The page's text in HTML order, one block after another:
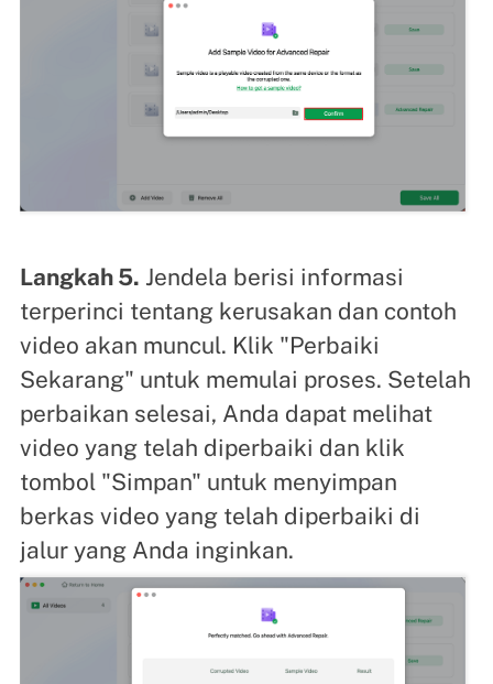
Langkah 5. Jendela berisi informasi
terperinci tentang kerusakan dan contoh
video akan muncul. Klik "Perbaiki
Sekarang" untuk memulai proses. Setelah
perbaikan selesai, Anda dapat melihat
video yang telah diperbaiki dan klik
tombol "Simpan" untuk menyimpan
berkas video yang telah diperbaiki di
jalur yang Anda inginkan.